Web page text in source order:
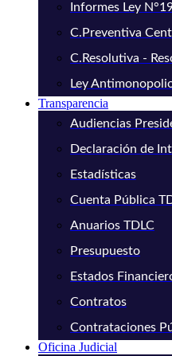
Informes Ley
C.Preventiva
C.Resolutiva -
Ley
Transparencia
Audiencias
Declaración de
Estadísticas
Cuenta Pública
Anuarios TDLC
Presupuesto
Estados
Contratos
Contrataciones
Oficina Judicial